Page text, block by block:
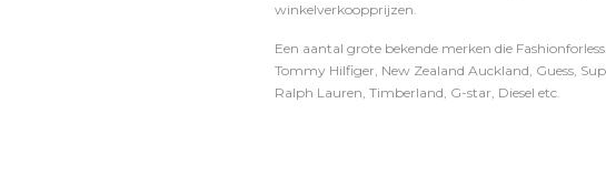
winkelverkoopprijzen.
Een aantal grote bekende merken die
Tommy Hilfiger, New Zealand Auckland, Guess,
Ralph Lauren, Timberland, G-star, Diesel etc.